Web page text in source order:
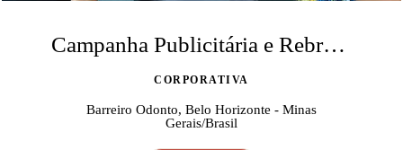
Campanha Publicitária e Rebranding da Barreiro Odonto
CORPORATIVA
Barreiro Odonto, Belo Horizonte - Minas
Gerais/Brasil